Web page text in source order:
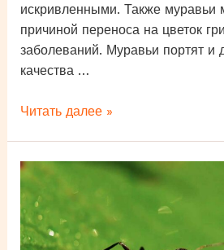
искривленными. Также муравьи
причиной переноса на цветок
заболеваний. Муравьи портят и
качества …
Муравьи
как
избавиться?
Читать далее »